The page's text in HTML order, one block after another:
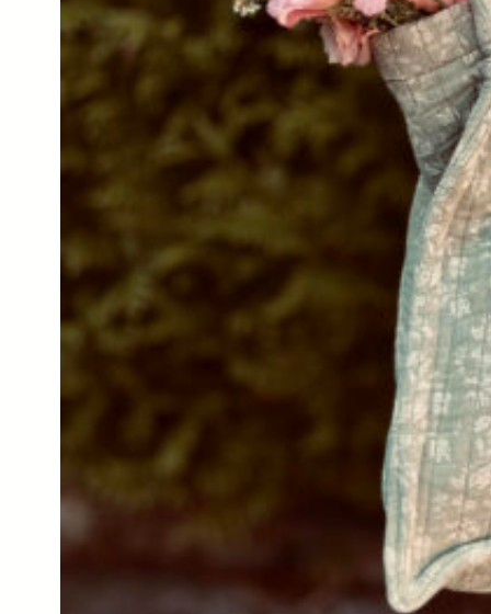
Blake
Tissus
Brunette
Alexander
Dashwood
Studios
Tissus
Tissus